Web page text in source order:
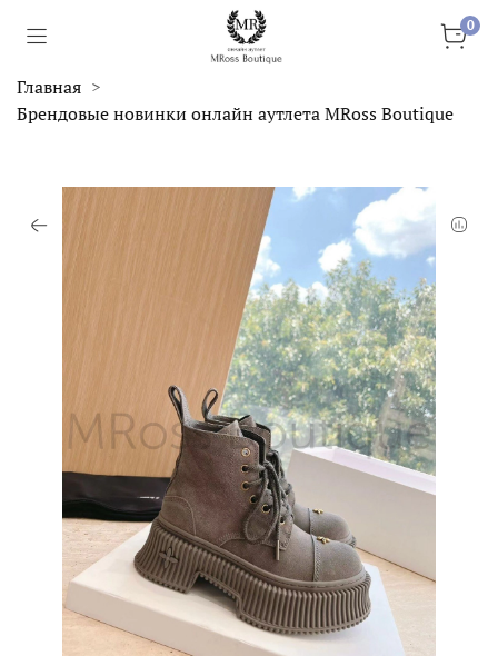
0
Главная
Брендовые новинки онлайн аутлета MRoss Boutique